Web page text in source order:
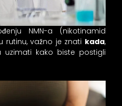
NMN-a (nikotinamid
rutinu, važno je znati kada,
kako biste postigli